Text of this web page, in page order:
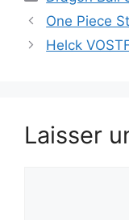
One Piece
Helck
Laisser